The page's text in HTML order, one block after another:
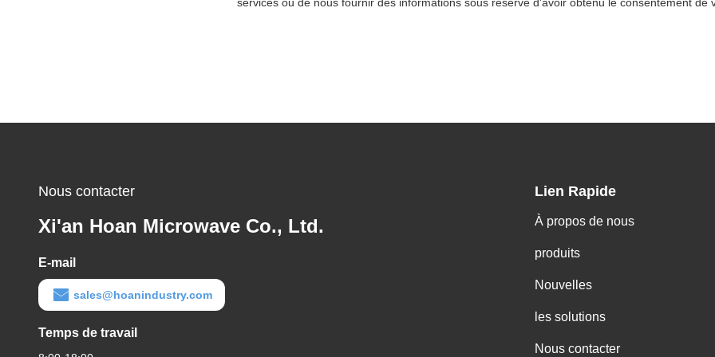
Nous contacter
Xi'an Hoan Microwave Co., Ltd.
E-mail
sales@hoanindustry.com
Temps de travail
Lien Rapide
À propos de nous
produits
Nouvelles
les solutions
Nous contacter